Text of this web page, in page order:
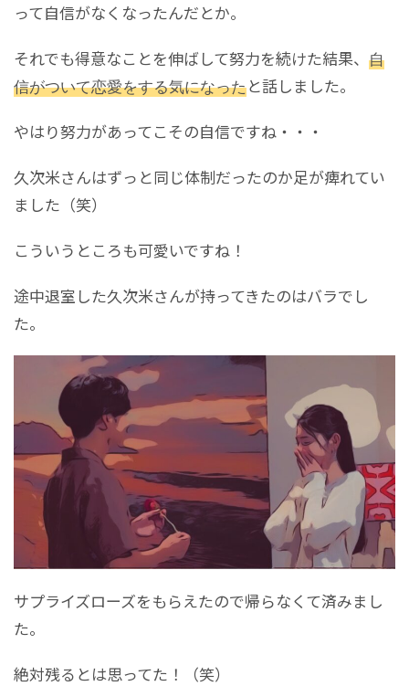
って自信がなくなったんだとか。
それでも得意なことを伸ばして努力を続けた結果、 自
信がついて恋愛をする気になったと話しました。
やはり努力があってこその自信ですね・・・
久次米さんはずっと同じ体制だったのか足が痺れてい
ました（笑）
こういうところも可愛いですね！
途中退室した久次米さんが持ってきたのはバラでし
た。
サプライズローズをもらえたので帰らなくて済みまし
た。
絶対残るとは思ってた！（笑）